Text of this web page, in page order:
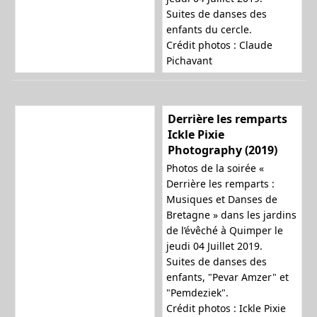
Suites de danses des
enfants du cercle.
Crédit photos : Claude
Pichavant
Derrière les remparts
Ickle Pixie
Photography (2019)
Photos de la soirée «
Derrière les remparts :
Musiques et Danses de
Bretagne » dans les jardins
de l’évêché à Quimper le
jeudi 04 Juillet 2019.
Suites de danses des
enfants, "Pevar Amzer" et
"Pemdeziek".
Crédit photos : Ickle Pixie